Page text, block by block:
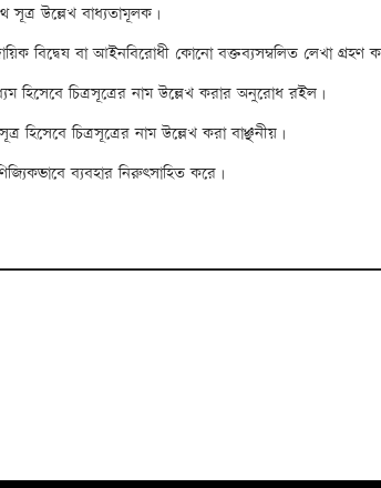
সূত্র উল্লেখ বাধ্যতামূলক।
বিদ্বেষ বা আইনবিরোধী কোনো বক্তব্যসম্বলিত লেখা গ্রহণ
হিসেবে চিত্রসূত্রের নাম উল্লেখ করার অনুরোধ রইল।
হিসেবে চিত্রসূত্রের নাম উল্লেখ করা বাঞ্ছনীয়।
ব্যবহার নিরুৎসাহিত করে।